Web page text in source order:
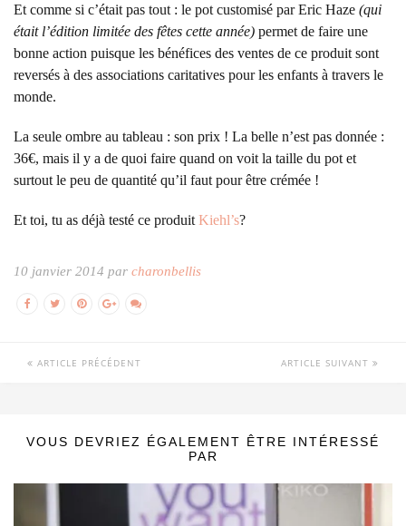
Et comme si c’était pas tout : le pot customisé par Eric Haze (qui
était l’édition limitée des fêtes cette année) permet de faire une
bonne action puisque les bénéfices des ventes de ce produit sont
reversés à des associations caritatives pour les enfants à travers le
monde.
La seule ombre au tableau : son prix ! La belle n’est pas donnée :
36€, mais il y a de quoi faire quand on voit la taille du pot et
surtout le peu de quantité qu’il faut pour être crémée !
Et toi, tu as déjà testé ce produit Kiehl’s?
10 janvier 2014 par charonbellis
ARTICLE PRÉCÉDENT ARTICLE SUIVANT
VOUS DEVRIEZ ÉGALEMENT ÊTRE INTÉRESSÉ
PAR